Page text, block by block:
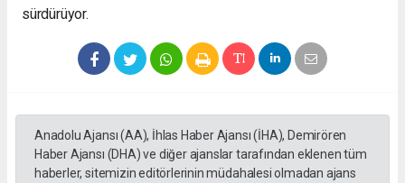
sürdürüyor.
Anadolu Ajansı (AA), İhlas Haber Ajansı (İHA), Demirören
Haber Ajansı (DHA) ve diğer ajanslar tarafından eklenen tüm
haberler, sitemizin editörlerinin müdahalesi olmadan ajans